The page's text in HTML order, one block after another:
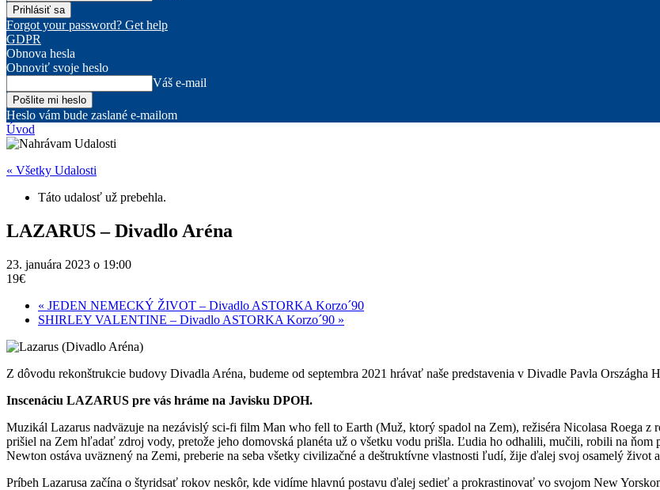
Forgot your password? Get help
GDPR
Obnova hesla
Obnoviť svoje heslo
Váš e-mail
Heslo vám bude zaslané e-mailom
Úvod
« Všetky Udalosti
Táto udalosť už prebehla.
LAZARUS – Divadlo Aréna
23. januára 2023 o 19:00
19€
« JEDEN NEMECKÝ ŽIVOT – Divadlo ASTORKA Korzo´90
SHIRLEY VALENTINE – Divadlo ASTORKA Korzo´90 »
Z dôvodu rekonštrukcie budovy Divadla Aréna, budeme od septembra 2021 hrávať naše predstavenia v Divadle Pavla Országha
Inscenáciu LAZARUS pre vás hráme na Javisku DPOH.
Muzikál Lazarus nadväzuje na nezávislý sci-fi film Man who fell to Earth (Muž, ktorý spadol na Zem), režiséra Nicolasa Roega
prišiel na Zem hľadať zdroj vody, pretože jeho domovská planéta už o všetku vodu prišla. Ľudia ho odhalili, mučili, robili na ňom
Newton ostáva uväznený na Zemi, preberie na seba všetky civilizačné a deštruktívne vlastnosti ľudí, žije ďalej svoj osamelý život
Príbeh Lazarusa začína o štyridsať rokov neskôr, kde vidíme hlavnú postavu ďalej sedieť a prokrastinovať vo svojom New